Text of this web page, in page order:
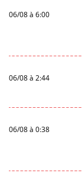
06/08 à 6:00
06/08 à 2:44
06/08 à 0:38